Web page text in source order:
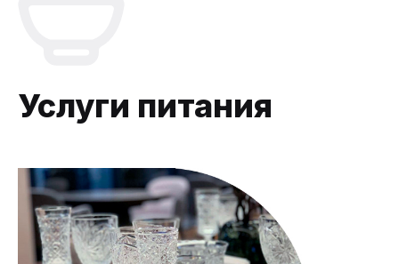
Услуги питания